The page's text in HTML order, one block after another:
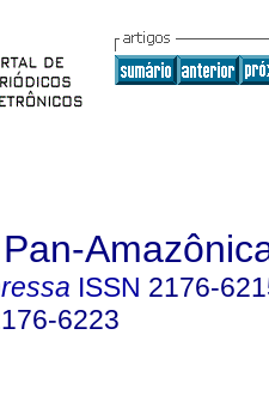
ISSN 2176-
6223